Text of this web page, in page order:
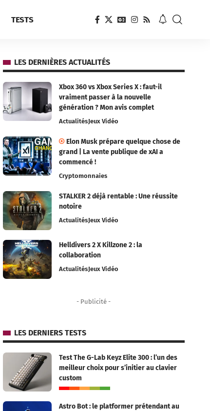
TESTS
LES DERNIÈRES ACTUALITÉS
Xbox 360 vs Xbox Series X : faut-il
vraiment passer à la nouvelle
génération ? Mon avis complet
ActualitésJeux Vidéo
Elon Musk prépare quelque chose de
grand | La vente publique de xAI a
commencé !
Cryptomonnaies
STALKER 2 déjà rentable : Une réussite
notoire
ActualitésJeux Vidéo
Helldivers 2 X Killzone 2 : la
collaboration
ActualitésJeux Vidéo
- Publicité -
LES DERNIERS TESTS
Test The G-Lab Keyz Elite 300 : l’un des
meilleur choix pour s’initier au clavier
custom
Astro Bot : le platformer prétendant au